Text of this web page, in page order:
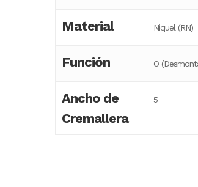
Material Niquel (RN)
Función O
Ancho de
Cremallera
5